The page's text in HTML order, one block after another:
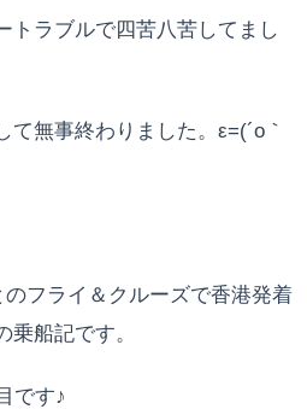
トラブルで四苦八苦してまし
無事終わりました。ε=(´ο｀
フライ＆クルーズで香港発着
船記です。
です♪